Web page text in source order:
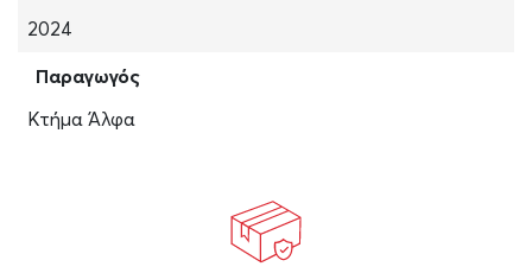
2024
Παραγωγός
Κτήμα Άλφα